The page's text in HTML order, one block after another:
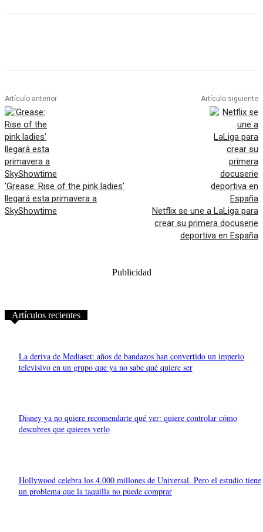
Artículo anterior
‘Grease: Rise of the pink ladies’
llegará esta primavera a
SkyShowtime
Artículo siguiente
Netflix se une a LaLiga para
crear su primera docuserie
deportiva en España
Publicidad
Artículos recientes
La deriva de Mediaset: años de bandazos han convertido un imperio
televisivo en un grupo que ya no sabe qué quiere ser
Disney ya no quiere recomendarte qué ver: quiere controlar cómo
descubres que quieres verlo
Hollywood celebra los 4.000 millones de Universal. Pero el estudio tiene
un problema que la taquilla no puede comprar